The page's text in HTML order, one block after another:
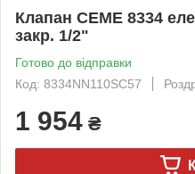
Клапан CEME 8334
закр. 1/2"
Готово до відправки
Код: 8334NN110SC57
1 954 ₴